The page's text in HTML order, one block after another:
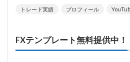
トレード実績 プロフィール
FXテンプレート無料提供中！